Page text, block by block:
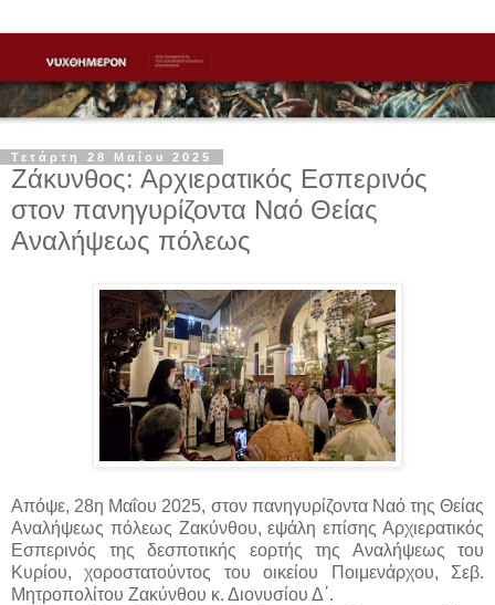
Τετάρτη 28 Μαΐου 2025
Ζάκυνθος: Αρχιερατικός Εσπερινός
στον πανηγυρίζοντα Ναό Θείας
Αναλήψεως πόλεως
Απόψε, 28η Μαΐου 2025, στον πανηγυρίζοντα Ναό της Θείας
Αναλήψεως πόλεως Ζακύνθου, εψάλη επίσης Αρχιερατικός
Εσπερινός της δεσποτικής εορτής της Αναλήψεως του
Κυρίου, χοροστατούντος του οικείου Ποιμενάρχου, Σεβ.
Μητροπολίτου Ζακύνθου κ. Διονυσίου Δ΄.